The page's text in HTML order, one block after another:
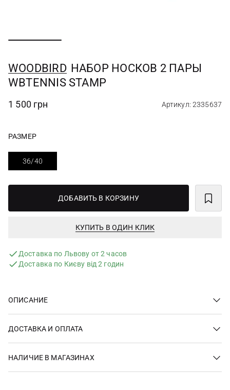
WOODBIRD НАБОР НОСКОВ 2 ПАРЫ
WBTENNIS STAMP
1 500 грн Артикул: 2335637
РАЗМЕР
36/40
ДОБАВИТЬ В КОРЗИНУ
КУПИТЬ В ОДИН КЛИК
Доставка по Львову от 2 часов
Доставка по Києву від 2 годин
ОПИСАНИЕ
ДОСТАВКА И ОПЛАТА
НАЛИЧИЕ В МАГАЗИНАХ